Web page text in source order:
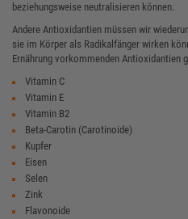
beziehungsweise neutralisieren können.
Andere Antioxidantien müssen wir
sie im Körper als Radikalfänger wirken
Ernährung vorkommenden Antioxidantien
Vitamin C
Vitamin E
Vitamin B2
Beta-Carotin (Carotinoide)
Kupfer
Eisen
Selen
Zink
Flavonoide